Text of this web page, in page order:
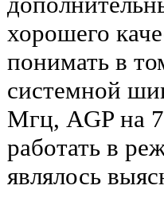
хорошего
понимать в
системной
Мгц, AGP на
работать в
являлось